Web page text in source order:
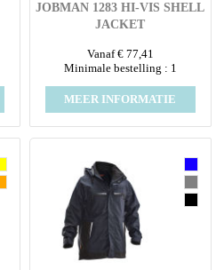
JOBMAN 1283 HI-VIS SHELL
JACKET
Vanaf € 77,41
Minimale bestelling : 1
MEER INFORMATIE